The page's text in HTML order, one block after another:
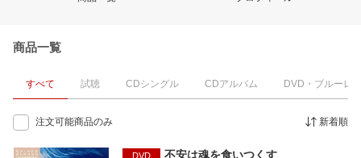
商品一覧
すべて 試聴 CDシングル CDアルバム DVD・ブルーレ
注文可能商品のみ 新着順
DVD 不安は魂を食いつくす